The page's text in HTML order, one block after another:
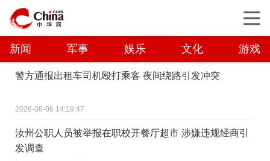
新闻 军事 娱乐 文化 游戏
警方通报出租车司机殴打乘客 夜间绕路引发冲突
2026-08-06 14:19:47
汝州公职人员被举报在职校开餐厅超市 涉嫌违规经商引
发调查